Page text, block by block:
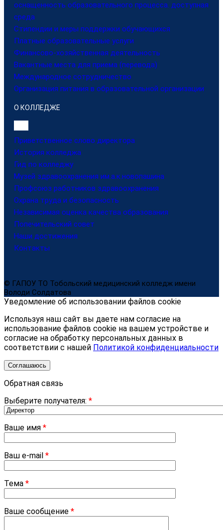
оснащенность образовательного процесса. доступная
среда
Стипендии и меры поддержки обучающихся
Платные образовательные услуги
Финансово-хозяйственная деятельность
Вакантные места для приема (перевода)
Международное сотрудничество
Организация питания в образовательной организации
О КОЛЛЕДЖЕ
Приветственное слово директора
История колледжа
Гид по колледжу
Музей здравоохранения им.а.к.новопашина
Профсоюз работников здравоохранения
Охрана труда и безопасность
Независимая оценка качества образования
Попечительский совет
Наши достижения
Контакты
© ГАПОУ ТО Тобольский медицинский колледж имени
Володи Солдатова
Уведомление об использовании файлов cookie
Используя наш сайт вы даете нам согласие на
использование файлов cookie на вашем устройстве и
согласие на обработку персональных данных в
соответствии с нашей Политикой конфиденциальности
Соглашаюсь
Обратная связь
Выберите получателя: *
Ваше имя *
Ваш e-mail *
Тема *
Ваше сообщение *